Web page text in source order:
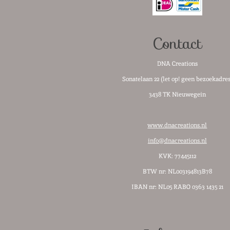
Contact
DNA Creations
Sonatelaan 22 (let op! geen
3438 TK Nieuwegein
www.dnacreations.nl
info@dnacreations.nl
KVK: 77445112
BTW nr: NL003194813B78
IBAN nr: NL05 RABO 0363 1435 21